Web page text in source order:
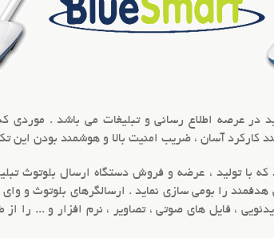
در عرصه اطلاع رسانی وتبلیغات می باشد . موردی که
کارکرد آسان ، ضریب امنیت بالا و هوشمند بودن این
که با تولید ، عرضه و فروش دستگاه ارسال بلوتوث
هدفمند
، فایل های صوتی ، تصاویر ، نرم افزار و ... را از